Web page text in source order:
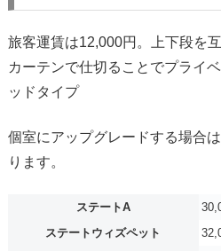
旅客運賃は12,000円。上下段を
カーテンで仕切ることでプライ
ッドタイプ
個室にアップグレードする場合
ります。
ステートA
ステートウィズペット